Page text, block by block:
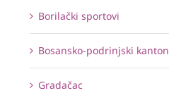
Borilački sportovi
Bosansko-podrinjski kanton
Gradačac